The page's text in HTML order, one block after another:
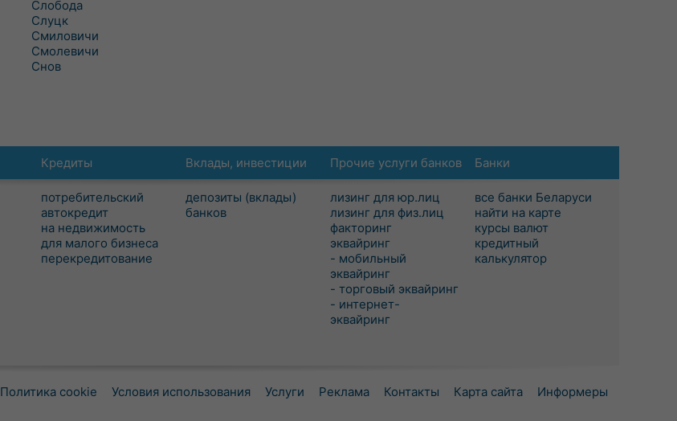
Слобода
Слуцк
Смиловичи
Смолевичи
Снов
Кредиты
потребительский
автокредит
на недвижимость
для малого бизнеса
перекредитование
Вклады, инвестиции
депозиты (вклады)
банков
Прочие услуги банков
лизинг для юр.лиц
лизинг для физ.лиц
факторинг
эквайринг
- мобильный
эквайринг
- торговый эквайринг
- интернет-
эквайринг
Банки
все банки Беларуси
найти на карте
курсы валют
кредитный
калькулятор
Политика cookie Условия использования Услуги Реклама Контакты Карта сайта Информеры